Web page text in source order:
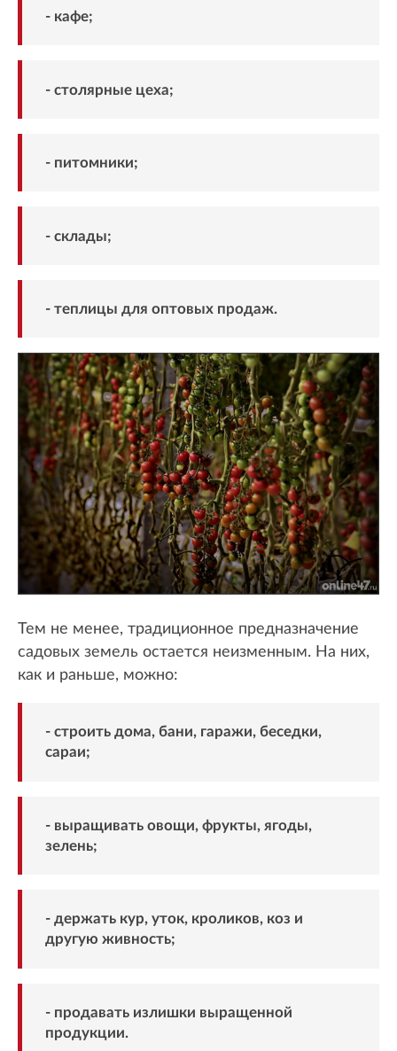
- кафе;
- столярные цеха;
- питомники;
- склады;
- теплицы для оптовых продаж.
Тем не менее, традиционное предназначение
садовых земель остается неизменным. На них,
как и раньше, можно:
- строить дома, бани, гаражи, беседки,
сараи;
- выращивать овощи, фрукты, ягоды,
зелень;
- держать кур, уток, кроликов, коз и
другую живность;
- продавать излишки выращенной
продукции.